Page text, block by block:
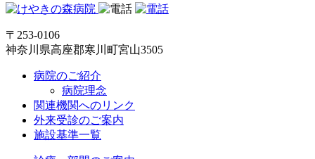
〒253-0106
神奈川県高座郡寒川町宮山3505
病院のご紹介
病院理念
関連機関へのリンク
外来受診のご案内
施設基準一覧